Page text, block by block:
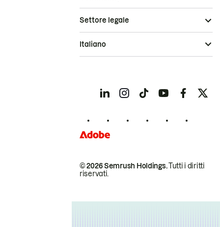
© 2026 Semrush Holdings.Tutti i diritti
riservati.
Settore legale
Italiano